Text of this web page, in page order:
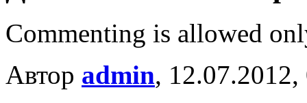
Commenting is allowed
Автор admin,